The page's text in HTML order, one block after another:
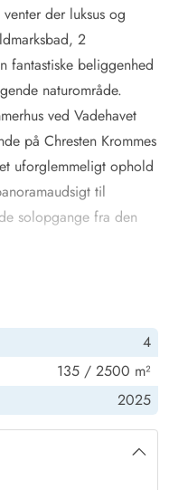
der luksus og
2
fantastiske beliggenhed
naturområde.
ved Vadehavet
på Chresten Krommes
uforglemmeligt ophold
til
solopgange fra den
2 luksuriøse
indbyder til
friskhed og komfort
eller Vadehavet, som
tidevandet, hvordan
4
135 / 2500 m²
2025